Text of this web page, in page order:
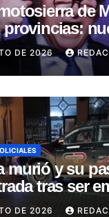
de
no
DE 2026
murió y su
tras ser
peatonal
DE 2026